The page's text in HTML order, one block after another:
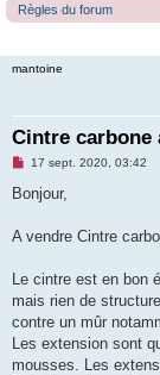
Règles du forum
mantoine
Cintre carbone
M
s
g
o
l
u
17 sept. 2020, 03:42
Bonjour,
A vendre Cintre
Le cintre est en bon
mais rien de
contre un mûr
Les extension sont
mousses. Les